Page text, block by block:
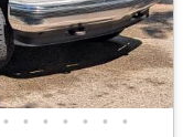
• • • • • • •